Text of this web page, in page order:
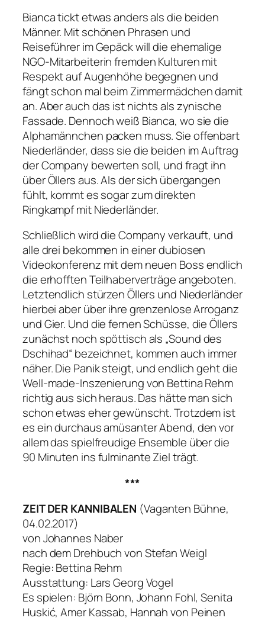
Bianca tickt etwas anders als die beiden
Männer. Mit schönen Phrasen und
Reiseführer im Gepäck will die ehemalige
NGO-Mitarbeiterin fremden Kulturen mit
Respekt auf Augenhöhe begegnen und
fängt schon mal beim Zimmermädchen damit
an. Aber auch das ist nichts als zynische
Fassade. Dennoch weiß Bianca, wo sie die
Alphamännchen packen muss. Sie offenbart
Niederländer, dass sie die beiden im Auftrag
der Company bewerten soll, und fragt ihn
über Öllers aus. Als der sich übergangen
fühlt, kommt es sogar zum direkten
Ringkampf mit Niederländer.
Schließlich wird die Company verkauft, und
alle drei bekommen in einer dubiosen
Videokonferenz mit dem neuen Boss endlich
die erhofften Teilhaberverträge angeboten.
Letztendlich stürzen Öllers und Niederländer
hierbei aber über ihre grenzenlose Arroganz
und Gier. Und die fernen Schüsse, die Öllers
zunächst noch spöttisch als „Sound des
Dschihad“ bezeichnet, kommen auch immer
näher. Die Panik steigt, und endlich geht die
Well-made-Inszenierung von Bettina Rehm
richtig aus sich heraus. Das hätte man sich
schon etwas eher gewünscht. Trotzdem ist
es ein durchaus amüsanter Abend, den vor
allem das spielfreudige Ensemble über die
90 Minuten ins fulminante Ziel trägt.
***
ZEIT DER KANNIBALEN (Vaganten Bühne,
04.02.2017)
von Johannes Naber
nach dem Drehbuch von Stefan Weigl
Regie: Bettina Rehm
Ausstattung: Lars Georg Vogel
Es spielen: Björn Bonn, Johann Fohl, Senita
Huskić, Amer Kassab, Hannah von Peinen